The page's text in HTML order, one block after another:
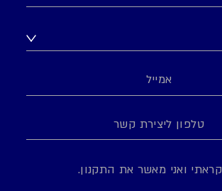
קראתי ואני מאשר את התקנון.